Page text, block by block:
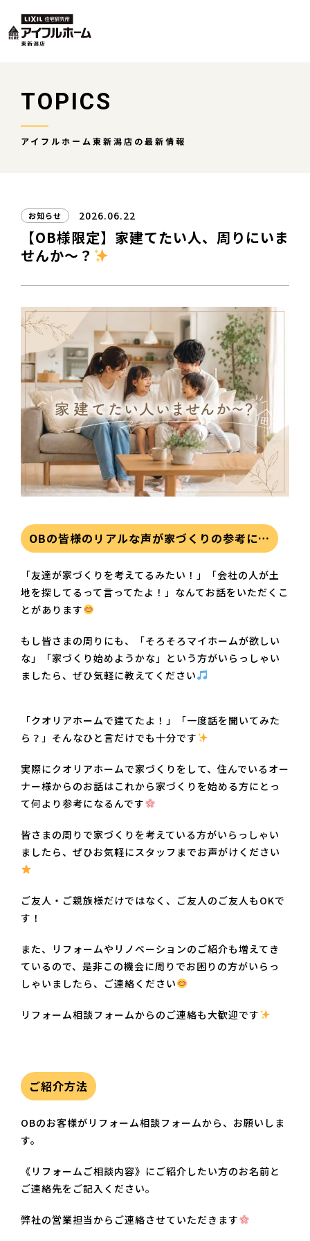
TOPICS
アイフルホーム東新潟店の最新情報
お知らせ 2026.06.22
【OB様限定】家建てたい人、周りにいま
せんか～？
OBの皆様のリアルな声が家づくりの参考に…
「友達が家づくりを考えてるみたい！」「会社の人が土
地を探してるって言ってたよ！」なんてお話をいただくこ
とがあります
もし皆さまの周りにも、「そろそろマイホームが欲しい
な」「家づくり始めようかな」という方がいらっしゃい
ましたら、ぜひ気軽に教えてください
「クオリアホームで建てたよ！」「一度話を聞いてみた
ら？」そんなひと言だけでも十分です
実際にクオリアホームで家づくりをして、住んでいるオー
ナー様からのお話はこれから家づくりを始める方にとっ
て何より参考になるんです
皆さまの周りで家づくりを考えている方がいらっしゃい
ましたら、ぜひお気軽にスタッフまでお声がけください
ご友人・ご親族様だけではなく、ご友人のご友人もOKで
す！
また、リフォームやリノベーションのご紹介も増えてき
ているので、是非この機会に周りでお困りの方がいらっ
しゃいましたら、ご連絡ください
リフォーム相談フォームからのご連絡も大歓迎です
ご紹介方法
OBのお客様がリフォーム相談フォームから、お願いしま
す。
《リフォームご相談内容》にご紹介したい方のお名前と
ご連絡先をご記入ください。
弊社の営業担当からご連絡させていただきます